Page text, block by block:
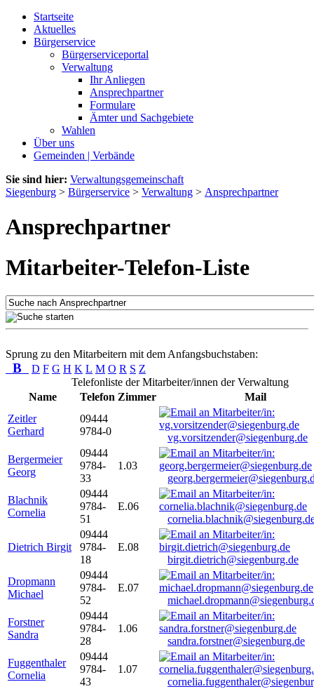
Startseite
Aktuelles
Bürgerservice
Bürgerserviceportal
Verwaltung
Ihr Anliegen
Ansprechpartner
Formulare
Ämter und Sachgebiete
Wahlen
Über uns
Gemeinden | Verbände
Sie sind hier: Verwaltungsgemeinschaft
Siegenburg > Bürgerservice > Verwaltung > Ansprechpartner
Ansprechpartner
Mitarbeiter-Telefon-Liste
Sprung zu den Mitarbeitern mit dem Anfangsbuchstaben:
B D F G H K L M O R S Z
Telefonliste der Mitarbeiter/innen der Verwaltung
Name
Telefon Zimmer
Mail
Zeitler
Gerhard
09444
9784-0
vg.vorsitzender@siegenburg.de
Bergermeier
Georg
09444
9784-
33
1.03
Blachnik
Cornelia
09444
9784-
51
E.06
Dietrich Birgit
09444
9784-
18
E.08
birgit.dietrich@siegenburg.de
Dropmann
Michael
09444
9784-
52
E.07
Forstner
Sandra
09444
9784-
28
1.06
sandra.forstner@siegenburg.de
Fuggenthaler
Cornelia
09444
9784-
43
1.07